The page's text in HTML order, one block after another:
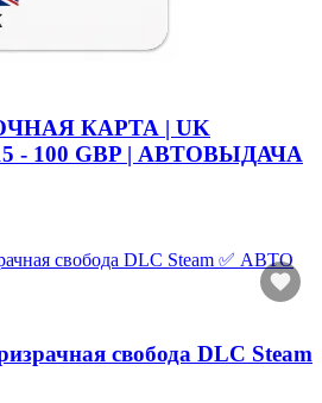
КАРТА | UK
- 100 GBP | АВТОВЫДАЧА
свобода DLC Steam